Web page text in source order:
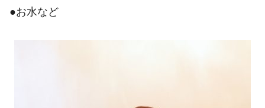
●お水など